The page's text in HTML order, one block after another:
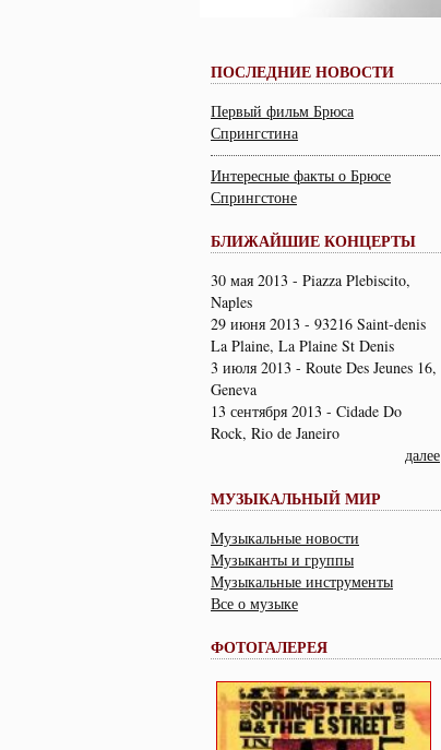
ПОСЛЕДНИЕ НОВОСТИ
Первый фильм Брюса
Спрингстина
Интересные факты о Брюсе
Спрингстоне
БЛИЖАЙШИЕ КОНЦЕРТЫ
30 мая 2013 - Piazza Plebiscito,
Naples
29 июня 2013 - 93216 Saint-denis
La Plaine, La Plaine St Denis
3 июля 2013 - Route Des Jeunes 16,
Geneva
13 сентября 2013 - Cidade Do
Rock, Rio de Janeiro
далее
МУЗЫКАЛЬНЫЙ МИР
Музыкальные новости
Музыканты и группы
Музыкальные инструменты
Все о музыке
ФОТОГАЛЕРЕЯ